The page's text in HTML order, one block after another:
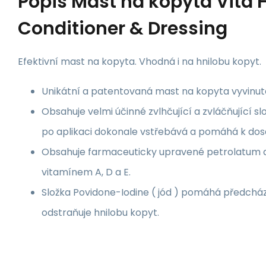
Conditioner & Dressing
Efektivní mast na kopyta. Vhodná i na hnilobu kopyt.
Unikátní a patentovaná mast na kopyta
Obsahuje velmi účinné zvlhčující a zvláčňující
po aplikaci dokonale vstřebává a pomáhá k
Obsahuje farmaceuticky upravené petrolatum
vitamínem A, D a E.
Složka Povidone-Iodine ( jód ) pomáhá
odstraňuje hnilobu kopyt.